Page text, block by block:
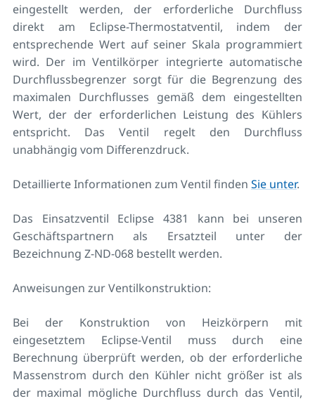
eingestellt werden, der erforderliche Durchfluss
direkt am Eclipse-Thermostatventil, indem der
entsprechende Wert auf seiner Skala programmiert
wird. Der im Ventilkörper integrierte automatische
Durchflussbegrenzer sorgt für die Begrenzung des
maximalen Durchflusses gemäß dem eingestellten
Wert, der der erforderlichen Leistung des Kühlers
entspricht. Das Ventil regelt den Durchfluss
unabhängig vom Differenzdruck.
Detaillierte Informationen zum Ventil finden Sie unter.
Das Einsatzventil Eclipse 4381 kann bei unseren
Geschäftspartnern als Ersatzteil unter der
Bezeichnung Z-ND-068 bestellt werden.
Anweisungen zur Ventilkonstruktion:
Bei der Konstruktion von Heizkörpern mit
eingesetztem Eclipse-Ventil muss durch eine
Berechnung überprüft werden, ob der erforderliche
Massenstrom durch den Kühler nicht größer ist als
der maximal mögliche Durchfluss durch das Ventil,